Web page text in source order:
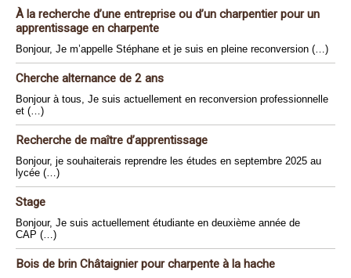
À la recherche d’une entreprise ou d’un charpentier pour un
apprentissage en charpente
Bonjour, Je m’appelle Stéphane et je suis en pleine reconversion (…)
Cherche alternance de 2 ans
Bonjour à tous, Je suis actuellement en reconversion professionnelle
et (…)
Recherche de maître d’apprentissage
Bonjour, je souhaiterais reprendre les études en septembre 2025 au
lycée (…)
Stage
Bonjour, Je suis actuellement étudiante en deuxième année de
CAP (…)
Bois de brin Châtaignier pour charpente à la hache